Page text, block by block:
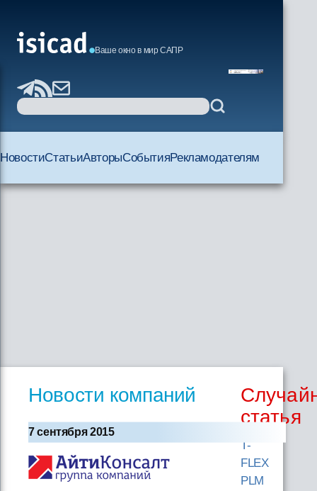
Ваше окно в мир САПР
НовостиСтатьиАвторыСобытияРекламодателям
Новости компаний
7 сентября 2015
статья
T-
FLEX
PLM